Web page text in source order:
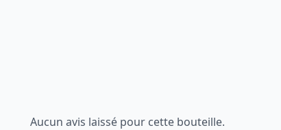
Aucun avis laissé pour cette bouteille.